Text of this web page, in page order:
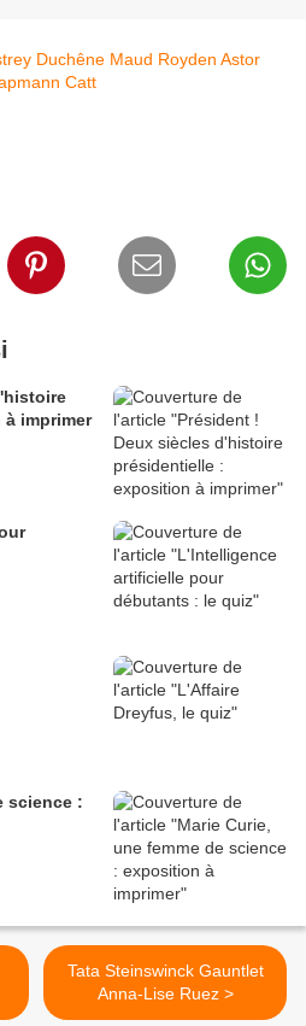
imprimer
science :
Tata Steinswinck Gauntlet
Anna-Lise Ruez >